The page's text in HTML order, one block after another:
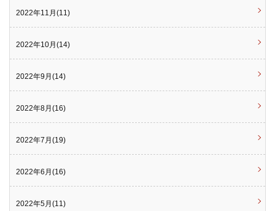
2022年11月(11)
2022年10月(14)
2022年9月(14)
2022年8月(16)
2022年7月(19)
2022年6月(16)
2022年5月(11)